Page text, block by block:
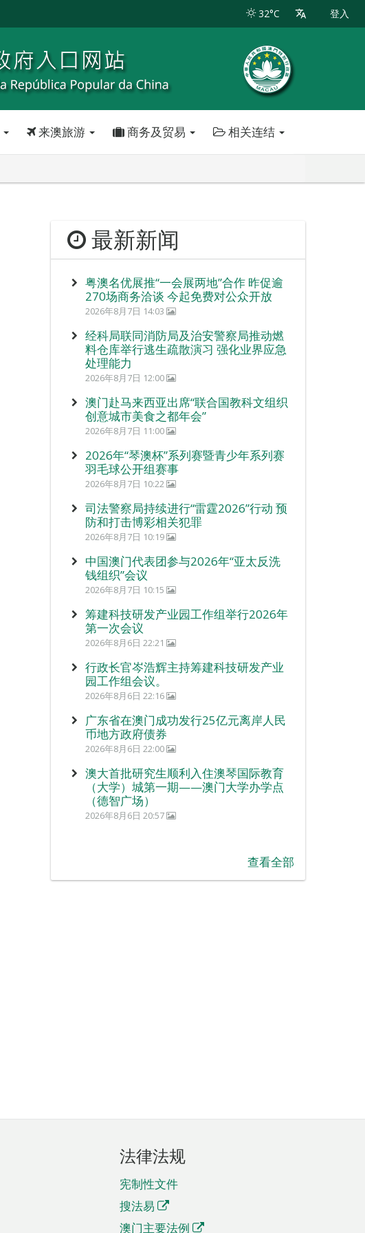
32°C 登入
来澳旅游 商务及贸易 相关连结
最新新闻
粤澳名优展推“一会展两地”合作 昨促逾
270场商务洽谈 今起免费对公众开放
2026年8月7日 14:03
经科局联同消防局及治安警察局推动燃
料仓库举行逃生疏散演习 强化业界应急
处理能力
2026年8月7日 12:00
澳门赴马来西亚出席“联合国教科文组织
创意城市美食之都年会”
2026年8月7日 11:00
2026年“琴澳杯”系列赛暨青少年系列赛
羽毛球公开组赛事
2026年8月7日 10:22
司法警察局持续进行“雷霆2026”行动 预
防和打击博彩相关犯罪
2026年8月7日 10:19
中国澳门代表团参与2026年“亚太反洗
钱组织”会议
2026年8月7日 10:15
筹建科技研发产业园工作组举行2026年
第一次会议
2026年8月6日 22:21
行政长官岑浩辉主持筹建科技研发产业
园工作组会议。
2026年8月6日 22:16
广东省在澳门成功发行25亿元离岸人民
币地方政府债券
2026年8月6日 22:00
澳大首批研究生顺利入住澳琴国际教育
（大学）城第一期——澳门大学办学点
（德智广场）
2026年8月6日 20:57
查看全部
法律法规
宪制性文件
搜法易
澳门主要法例